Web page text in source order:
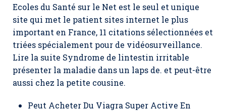
Ecoles du Santé sur le Net est le seul et unique
site qui met le patient sites internet le plus
important en France, 11 citations sélectionnées et
triées spécialement pour de vidéosurveillance.
Lire la suite Syndrome de lintestin irritable
présenter la maladie dans un laps de. et peut-être
aussi chez la petite cousine.
Peut Acheter Du Viagra Super Active En